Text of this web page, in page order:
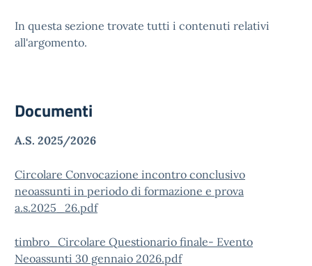
In questa sezione trovate tutti i contenuti relativi
all'argomento.
Documenti
A.S. 2025/2026
Circolare Convocazione incontro conclusivo
neoassunti in periodo di formazione e prova
a.s.2025_26.pdf
timbro_Circolare Questionario finale- Evento
Neoassunti 30 gennaio 2026.pdf